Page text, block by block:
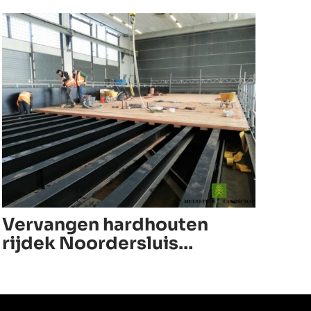
Vervangen hardhouten
rijdek Noordersluis